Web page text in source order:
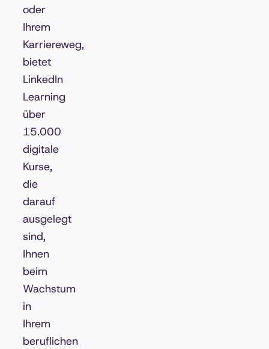
oder
Ihrem
Karriereweg,
bietet
LinkedIn
Learning
über
15.000
digitale
Kurse,
die
darauf
ausgelegt
sind,
Ihnen
beim
Wachstum
in
Ihrem
beruflichen